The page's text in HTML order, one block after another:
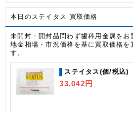
本日のステイタス 買取価格
未開封・開封品問わず歯科用金属をお
地金相場・市況価格を基に買取価格を
す。
ステイタス(個/税込)
33,042円